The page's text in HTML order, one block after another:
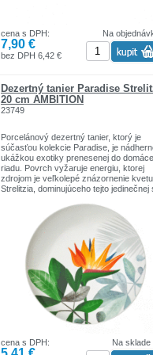
Na
cena s DPH:
7,90 €
bez DPH 6,42 €
Dezertný tanier Paradise
20 cm AMBITION
23749
Porcelánový dezertný tanier, ktorý je
súčasťou kolekcie Paradise, je
ukážkou exotiky prenesenej do
riadu. Povrch vyžaruje energiu, ktorej
zdrojom je veľkolepé znázornenie kvetu
Strelitzia, dominujúceho tejto jedinečnej
exotických listov, ktorá vytvára úžasnú
kompozíciu, pripomínajúcu letné dni a
vzdialené cesty. Tento nevšedný
tanier sa skvele hodí k zvyšku sady zo
série Paradise. Je ideálnou voľbou pre
ktorí oceňujú originálne spojenie
porcelánovej tradície s moderným,
odvážnym designom.
Možno umývať v umývačke
Tropický kvetinový vzor
Vyrobený z najkvalitnejšieho porcelánu
Na sklade
cena s DPH: